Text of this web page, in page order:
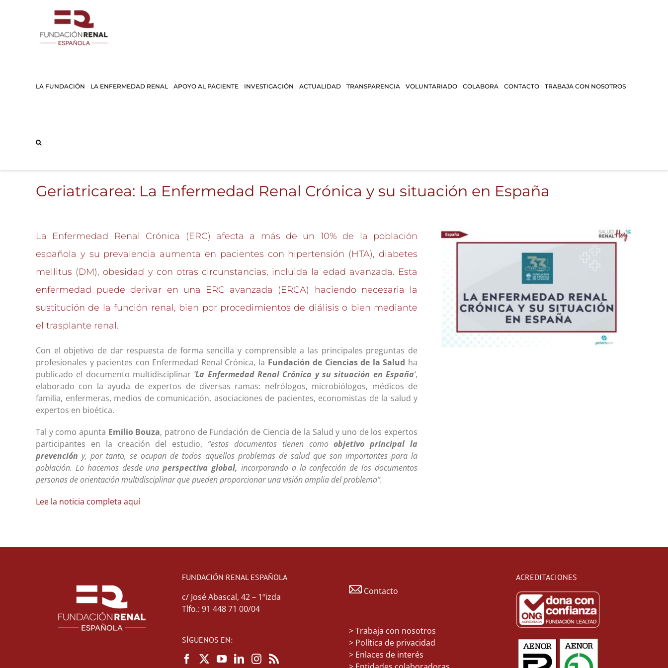
LA FUNDACIÓN LA ENFERMEDAD RENAL APOYO AL PACIENTE INVESTIGACIÓN ACTUALIDAD TRANSPARENCIA VOLUNTARIADO COLABORA CONTACTO TRABAJA CON NOSOTROS
Geriatricarea: La Enfermedad Renal Crónica y su situación en España
La Enfermedad Renal Crónica (ERC) afecta a más de un 10% de la población
española y su prevalencia aumenta en pacientes con hipertensión (HTA), diabetes
mellitus (DM), obesidad y con otras circunstancias, incluida la edad avanzada. Esta
enfermedad puede derivar en una ERC avanzada (ERCA) haciendo necesaria la
sustitución de la función renal, bien por procedimientos de diálisis o bien mediante
el trasplante renal.
Con el objetivo de dar respuesta de forma sencilla y comprensible a las principales preguntas de
profesionales y pacientes con Enfermedad Renal Crónica, la Fundación de Ciencias de la Salud ha
publicado el documento multidisciplinar ‘La Enfermedad Renal Crónica y su situación en España‘,
elaborado con la ayuda de expertos de diversas ramas: nefrólogos, microbiólogos, médicos de
familia, enfermeras, medios de comunicación, asociaciones de pacientes, economistas de la salud y
expertos en bioética.
Tal y como apunta Emilio Bouza, patrono de Fundación de Ciencia de la Salud y uno de los expertos
participantes en la creación del estudio, “estos documentos tienen comoobjetivo principal la
prevención y, por tanto, se ocupan de todos aquellos problemas de salud que son importantes para la
población. Lo hacemos desde unaperspectiva global, incorporando a la confección de los documentos
personas de orientación multidisciplinar que pueden proporcionar una visión amplia del problema”.
Lee la noticia completa aquí
FUNDACIÓN RENAL ESPAÑOLA
c/ José Abascal, 42 – 1ºizda
Tlfo.: 91 448 71 00/04
SÍGUENOS EN:
Contacto
>Trabaja con nosotros
> Política de privacidad
> Enlaces de interés
ACREDITACIONES